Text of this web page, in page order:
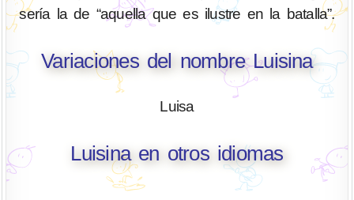
sería la de “aquella que es ilustre en la batalla”.
Variaciones del nombre Luisina
Luisa
Luisina en otros idiomas